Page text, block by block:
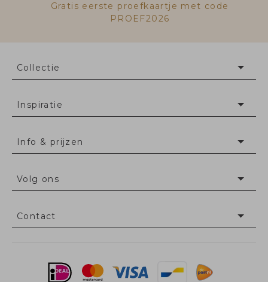
Gratis eerste proefkaartje met code
PROEF2026
Collectie
Inspiratie
Info & prijzen
Volg ons
Contact